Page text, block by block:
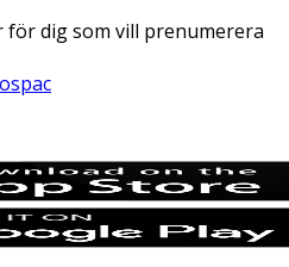
för dig som vill prenumerera